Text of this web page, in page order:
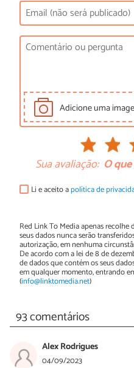
Adicione uma
Sua avaliação: O
Li e aceito apolítica de
Red Link To Media apenas recolhe
seus dados nunca serão
autorização, em nenhuma
De acordo com a lei de 8 de
de dados que contém os seus
em qualquer momento, entrando
(info@linktomedia.net)
93 comentários
Alex Rodrigues
04/09/2023